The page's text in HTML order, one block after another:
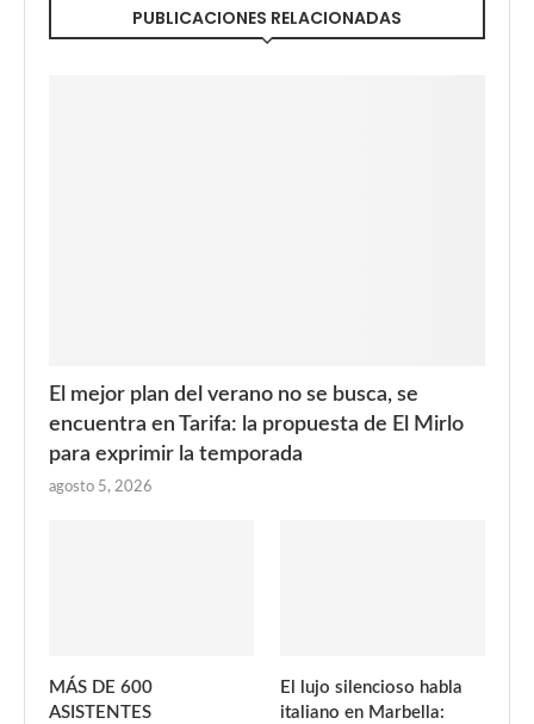
PUBLICACIONES RELACIONADAS
El mejor plan del verano no se busca, se
encuentra en Tarifa: la propuesta de El Mirlo
para exprimir la temporada
agosto 5, 2026
MÁS DE 600
ASISTENTES
El lujo silencioso habla
italiano en Marbella: